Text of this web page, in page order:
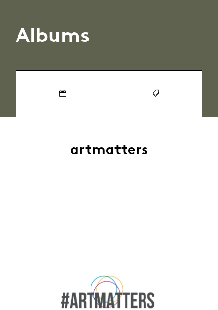
Albums
artmatters